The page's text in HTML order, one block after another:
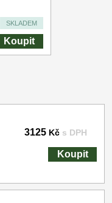
SKLADEM
Koupit
3125 Kč s DPH
Koupit